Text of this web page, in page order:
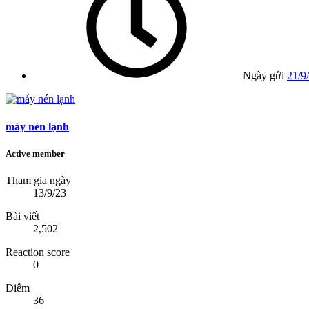
Ngày gửi 21/
máy nén lạnh
Active member
Tham gia ngày
13/9/23
Bài viết
2,502
Reaction score
0
Điểm
36